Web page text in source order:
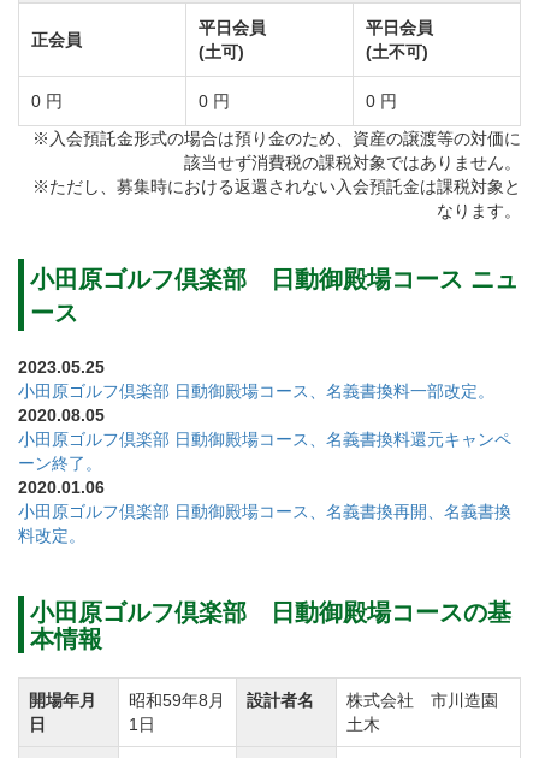
してください。
③名義書換還元キャンペーンについて
同倶楽部は、開場35年を記念して名義書換料の還元キ
ャンペーンを実施します。
〇キャンぺーン期間
キャンペーン期間中に入会した方へ、プレー代として
利用できる利用権を進呈します。利用券は1枚5,000円
で、1来場に付き1人1枚利用できます。
〇プレー利用券の発行枚数
一般書換
【正会員】16枚80,000円分 【平日・週日会員】8枚
40,000円分
親族・相続
30,000(税別)
同一法人内
【正会員】6枚30,000円分 【平日・週日会員】6枚
30,000分
正会員
平日会員
(土可)
平日会員
(土不可)
0 円 0 円
0 円
※入会預託金形式の場合は預り金のため、資産の譲渡等の対価に
該当せず消費税の課税対象ではありません。
※ただし、募集時における返還されない入会預託金は課税対象と
なります。
小田原ゴルフ倶楽部 日動御殿場コース ニュ
ース
2023.05.25
小田原ゴルフ倶楽部 日動御殿場コース、名義書換料一部改定。
2020.08.05
小田原ゴルフ倶楽部 日動御殿場コース、名義書換料還元キャンペ
ーン終了。
2020.01.06
小田原ゴルフ倶楽部 日動御殿場コース、名義書換再開、名義書換
料改定。
小田原ゴルフ倶楽部 日動御殿場コースの基
本情報
開場年月
日
昭和59年8月
1日
設計者名
株式会社 市川造園
土木